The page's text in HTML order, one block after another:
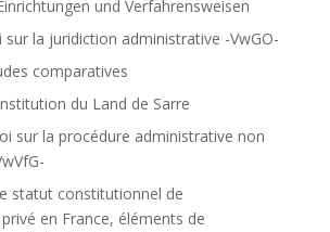
und Verfahrensweisen
sur la juridiction administrative -VwGO-
comparatives
du Land de Sarre
sur la procédure administrative non
statut constitutionnel de
en France, éléments de